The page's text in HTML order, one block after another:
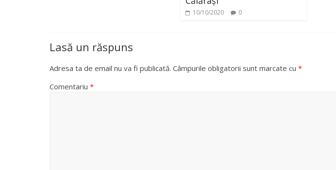
10/10/2020 0
Lasă un răspuns
Adresa ta de email nu va fi publicată. Câmpurile obligatorii sunt marcate cu *
Comentariu *